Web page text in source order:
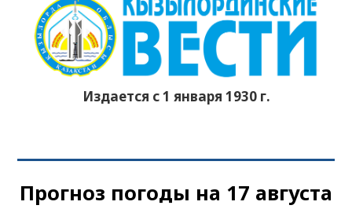
Издается с 1 января 1930 г.
Прогноз погоды на 17 августа